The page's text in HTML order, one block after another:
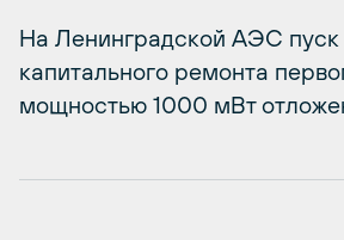
На Ленинградской АЭС пуск
капитального ремонта
мощностью 1000 мВт